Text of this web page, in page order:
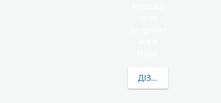
ДІЗНАТИСЯ БІЛЬШЕ